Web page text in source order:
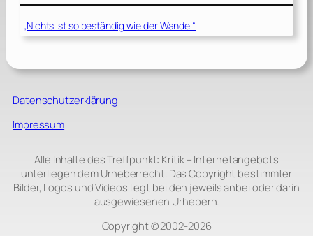
„Nichts ist so beständig wie der Wandel“
Datenschutzerklärung
Impressum
Alle Inhalte des Treffpunkt: Kritik – Internetangebots
unterliegen dem Urheberrecht. Das Copyright bestimmter
Bilder, Logos und Videos liegt bei den jeweils anbei oder darin
ausgewiesenen Urhebern.
Copyright © 2002‑2026